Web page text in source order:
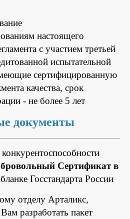
настоящего
с участием третьей
испытательной
сертифицированную
качества, срок
- не более 5 лет
документы
Сертификат в
Госстандарта России
отделу Арталикс,
разработать пакет